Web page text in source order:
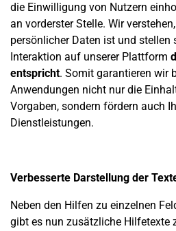
die Einwilligung von Nutzern
an vorderster Stelle. Wir
persönlicher Daten ist und stellen
Interaktion auf unserer Plattform
entspricht. Somit garantieren wir
Anwendungen nicht nur die
Vorgaben, sondern fördern auch
Dienstleistungen.
Verbesserte Darstellung der
Neben den Hilfen zu einzelnen
gibt es nun zusätzliche Hilfetexte